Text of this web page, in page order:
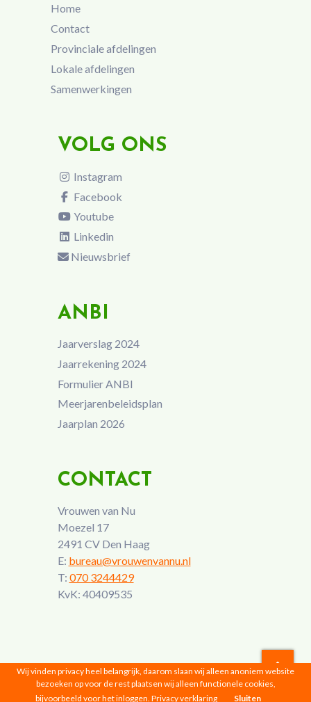
Home
Contact
Provinciale afdelingen
Lokale afdelingen
Samenwerkingen
VOLG ONS
Instagram
Facebook
Youtube
Linkedin
Nieuwsbrief
ANBI
Jaarverslag 2024
Jaarrekening 2024
Formulier ANBI
Meerjarenbeleidsplan
Jaarplan 2026
CONTACT
Vrouwen van Nu
Moezel 17
2491 CV Den Haag
E: bureau@vrouwenvannu.nl
T: 070 3244429
KvK: 40409535
Vrouwen van Nu © 2026 |Privacyverklaring
Wij vinden privacy heel belangrijk, daarom slaan wij alleen anoniem website
bezoeken op voor de rest plaatsen wij alleen functionele cookies,
bijvoorbeeld voor het inloggen. Privacy verklaring Sluiten